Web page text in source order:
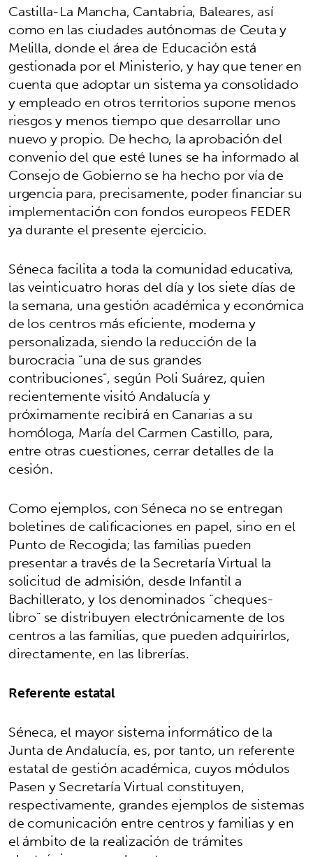
Castilla-La Mancha, Cantabria, Baleares, así
como en las ciudades autónomas de Ceuta y
Melilla, donde el área de Educación está
gestionada por el Ministerio, y hay que tener en
cuenta que adoptar un sistema ya consolidado
y empleado en otros territorios supone menos
riesgos y menos tiempo que desarrollar uno
nuevo y propio. De hecho, la aprobación del
convenio del que esté lunes se ha informado al
Consejo de Gobierno se ha hecho por vía de
urgencia para, precisamente, poder financiar su
implementación con fondos europeos FEDER
ya durante el presente ejercicio.
Séneca facilita a toda la comunidad educativa,
las veinticuatro horas del día y los siete días de
la semana, una gestión académica y económica
de los centros más eficiente, moderna y
personalizada, siendo la reducción de la
burocracia “una de sus grandes
contribuciones”, según Poli Suárez, quien
recientemente visitó Andalucía y
próximamente recibirá en Canarias a su
homóloga, María del Carmen Castillo, para,
entre otras cuestiones, cerrar detalles de la
cesión.
Como ejemplos, con Séneca no se entregan
boletines de calificaciones en papel, sino en el
Punto de Recogida; las familias pueden
presentar a través de la Secretaría Virtual la
solicitud de admisión, desde Infantil a
Bachillerato, y los denominados “cheques-
libro” se distribuyen electrónicamente de los
centros a las familias, que pueden adquirirlos,
directamente, en las librerías.
Referente estatal
Séneca, el mayor sistema informático de la
Junta de Andalucía, es, por tanto, un referente
estatal de gestión académica, cuyos módulos
Pasen y Secretaría Virtual constituyen,
respectivamente, grandes ejemplos de sistemas
de comunicación entre centros y familias y en
el ámbito de la realización de trámites